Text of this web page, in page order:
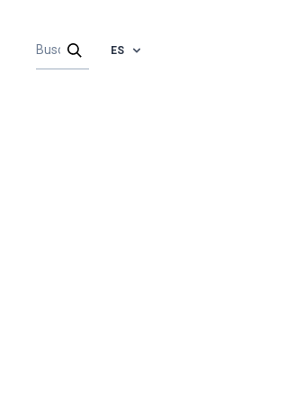
ES